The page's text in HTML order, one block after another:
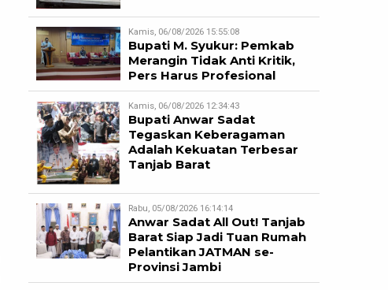
Kamis, 06/08/2026 15:55:08
Bupati M. Syukur: Pemkab
Merangin Tidak Anti Kritik,
Pers Harus Profesional
Kamis, 06/08/2026 12:34:43
Bupati Anwar Sadat
Tegaskan Keberagaman
Adalah Kekuatan Terbesar
Tanjab Barat
Rabu, 05/08/2026 16:14:14
Anwar Sadat All Out! Tanjab
Barat Siap Jadi Tuan Rumah
Pelantikan JATMAN se-
Provinsi Jambi